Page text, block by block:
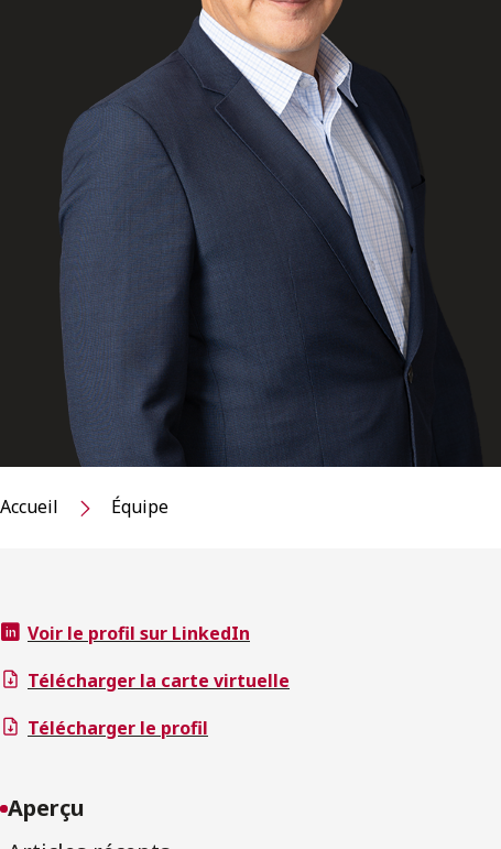
Accueil Équipe
Voir le profil sur LinkedIn
Télécharger la carte virtuelle
Télécharger le profil
Aperçu